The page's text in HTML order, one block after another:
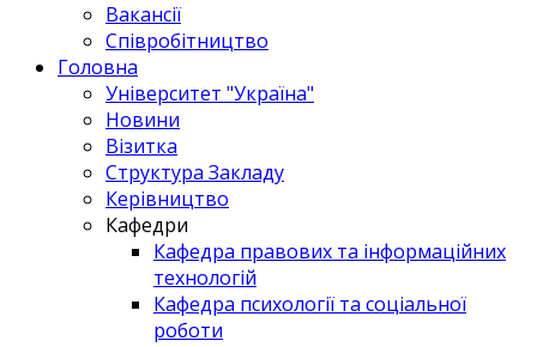
Вакансії
Співробітництво
Головна
Університет "Україна"
Новини
Візитка
Структура Закладу
Керівництво
Кафедри
Кафедра правових та інформаційних
технологій
Кафедра психології та соціальної
роботи